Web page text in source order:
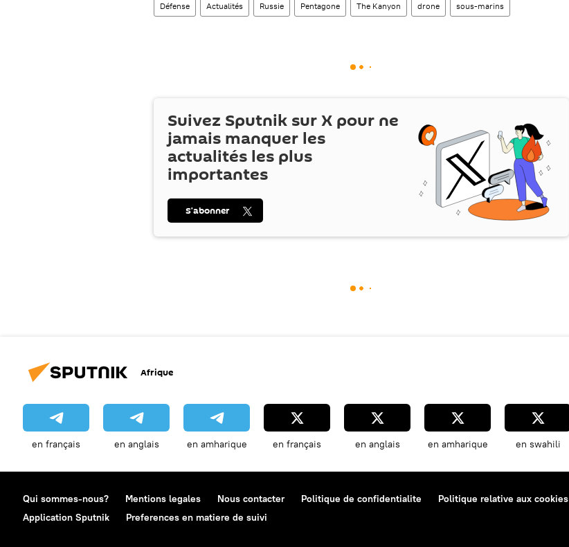
Défense Actualités Russie Pentagone The Kanyon drone sous-marins
Suivez Sputnik surX pour ne
jamais manquer les
actualités les plus
importantes
S’abonner
Afrique
en français en anglais en amharique en français en anglais en amharique en swahili
Qui sommes-nous? Mentions legales Nous contacter Politique de confidentialite Politique relative aux cookies
Application Sputnik
Preferences en matiere de suivi